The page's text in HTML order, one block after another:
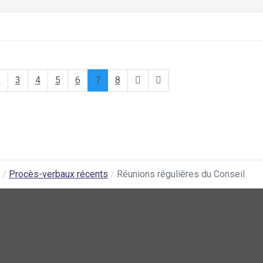
3 4 5 6 7 8
Procès-verbaux récents Réunions régulières du Conseil